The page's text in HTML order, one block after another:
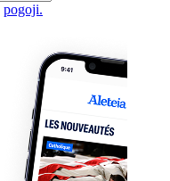
pogoji.